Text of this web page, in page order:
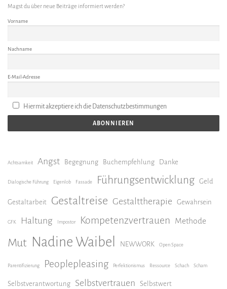
Magst du über neue Beiträge informiert werden?
Vorname
Nachname
E-Mail-Adresse
Hiermit akzeptiere ich die Datenschutzbestimmungen
Achtsamkeit Angst Begegnung Buchempfehlung Danke
Dialogische Führung Eigenlob Fassade Führungsentwicklung Geld
Gestaltarbeit Gestaltreise Gestalttherapie Gewahrsein
GFK Haltung Impostor Kompetenzvertrauen Methode
Mut Nadine Waibel NEWWORK Open Space
Parentifizierung Peoplepleasing Perfektionismus Ressource Schach Scham
Selbstverantwortung Selbstvertrauen Selbstwert